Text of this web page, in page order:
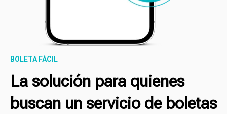
BOLETA FÁCIL
La solución para quienes
buscan un servicio de boletas